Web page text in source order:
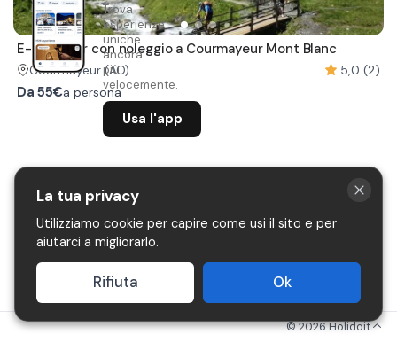
E-bike tour con noleggio a Courmayeur Mont Blanc
Courmayeur(AO)
5,0 (2)
Da 55€a persona
©2026Holidoit
Trova
esperienze
uniche
ancora
più
velocemente.
Usa l'app
La tua privacy
Utilizziamo cookie per capire come usi il sito e per
aiutarci a migliorarlo.
Rifiuta Ok